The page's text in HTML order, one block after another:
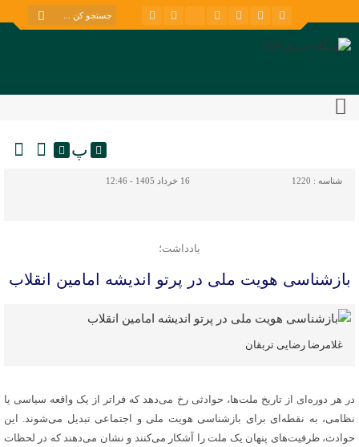
پ
شناسه : 1220 16 خرداد 1405 - 12:46
یادداشت؛
بازشناسی هویت ملی در پرتو اندیشه امامین انقلاب
غلامرضا رضایی‌ تربقان
در هر دوره‌ای از تاریخ ملت‌ها، حوادثی رخ می‌دهد که فراتر از یک واقعه سیاسی یا
نظامی، به نقطه‌ای برای بازشناسی هویت ملی و اجتماعی تبدیل می‌شوند. این
حوادث، ظرفیت‌های پنهان یک ملت را آشکار می‌کنند و نشان می‌دهند که در لحظات